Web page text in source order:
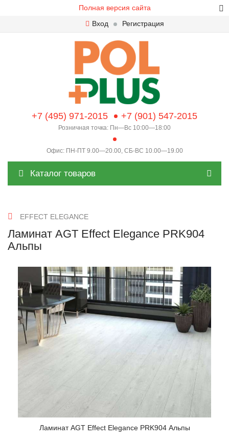
Полная версия сайта
Вход
Регистрация
+7 (495) 971-2015 +7 (901) 547-2015
Розничная точка: Пн—Вс 10:00—18:00
Офис: ПН-ПТ 9.00—20.00, СБ-ВС 10.00—19.00
Каталог товаров
EFFECT ELEGANCE
Ламинат AGT Effect Elegance PRK904
Альпы
Ламинат AGT Effect Elegance PRK904 Альпы